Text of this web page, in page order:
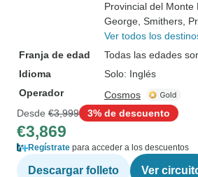
Provincial del Monte
George , Smithers ,
Ver todos los
Franja de edad
Todas las edades
Idioma
Solo: Inglés
Operador
Cosmos
Desde €3,999 3% de descuento
€3,869
Regístrate para acceder a los descuentos
Descargar folleto Ver